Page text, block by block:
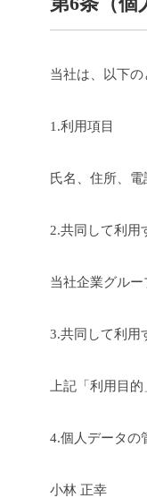
当社は、以下の
1.利用項目
氏名、住所、
2.共同して利用
当社企業グル
3.共同して利用
上記「利用目
4.個人データの
小林 正幸